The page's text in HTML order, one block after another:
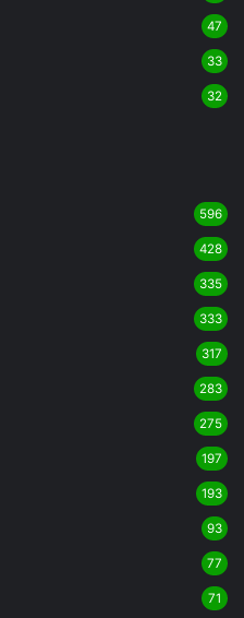
47
33
32
596
428
335
333
317
283
275
197
193
93
77
71